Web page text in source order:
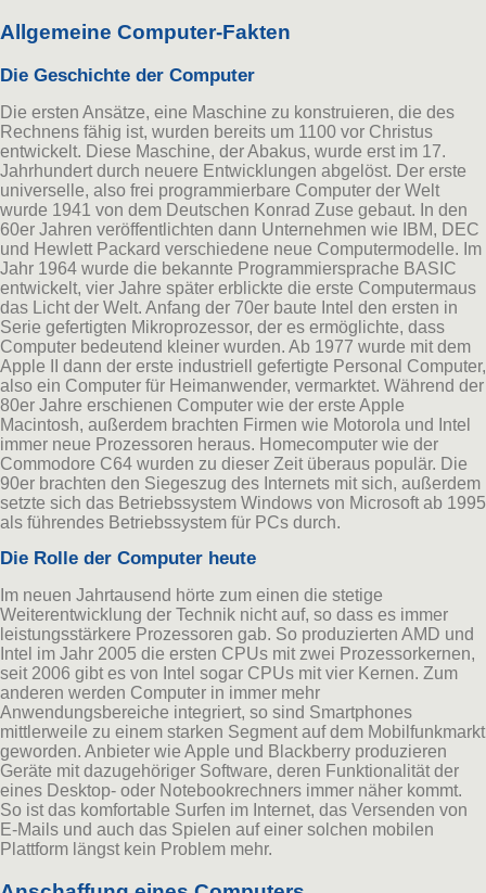
Allgemeine Computer-Fakten
Die Geschichte der Computer
Die ersten Ansätze, eine Maschine zu konstruieren, die des
Rechnens fähig ist, wurden bereits um 1100 vor Christus
entwickelt. Diese Maschine, der Abakus, wurde erst im 17.
Jahrhundert durch neuere Entwicklungen abgelöst. Der erste
universelle, also frei programmierbare Computer der Welt
wurde 1941 von dem Deutschen Konrad Zuse gebaut. In den
60er Jahren veröffentlichten dann Unternehmen wie IBM, DEC
und Hewlett Packard verschiedene neue Computermodelle. Im
Jahr 1964 wurde die bekannte Programmiersprache BASIC
entwickelt, vier Jahre später erblickte die erste Computermaus
das Licht der Welt. Anfang der 70er baute Intel den ersten in
Serie gefertigten Mikroprozessor, der es ermöglichte, dass
Computer bedeutend kleiner wurden. Ab 1977 wurde mit dem
Apple II dann der erste industriell gefertigte Personal Computer,
also ein Computer für Heimanwender, vermarktet. Während der
80er Jahre erschienen Computer wie der erste Apple
Macintosh, außerdem brachten Firmen wie Motorola und Intel
immer neue Prozessoren heraus. Homecomputer wie der
Commodore C64 wurden zu dieser Zeit überaus populär. Die
90er brachten den Siegeszug des Internets mit sich, außerdem
setzte sich das Betriebssystem Windows von Microsoft ab 1995
als führendes Betriebssystem für PCs durch.
Die Rolle der Computer heute
Im neuen Jahrtausend hörte zum einen die stetige
Weiterentwicklung der Technik nicht auf, so dass es immer
leistungsstärkere Prozessoren gab. So produzierten AMD und
Intel im Jahr 2005 die ersten CPUs mit zwei Prozessorkernen,
seit 2006 gibt es von Intel sogar CPUs mit vier Kernen. Zum
anderen werden Computer in immer mehr
Anwendungsbereiche integriert, so sind Smartphones
mittlerweile zu einem starken Segment auf dem Mobilfunkmarkt
geworden. Anbieter wie Apple und Blackberry produzieren
Geräte mit dazugehöriger Software, deren Funktionalität der
eines Desktop- oder Notebookrechners immer näher kommt.
So ist das komfortable Surfen im Internet, das Versenden von
E-Mails und auch das Spielen auf einer solchen mobilen
Plattform längst kein Problem mehr.